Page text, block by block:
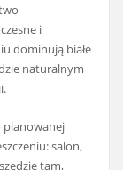
i
dominują białe
naturalnym
planowanej
salon,
tam,